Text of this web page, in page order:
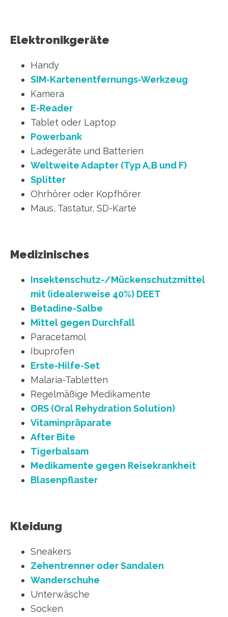
Elektronikgeräte
Handy
SIM-Kartenentfernungs-Werkzeug
Kamera
E-Reader
Tablet oder Laptop
Powerbank
Ladegeräte und Batterien
Weltweite Adapter (Typ A,B und F)
Splitter
Ohrhörer oder Kopfhörer
Maus, Tastatur, SD-Karte
Medizinisches
Insektenschutz-/Mückenschutzmittel
mit (idealerweise 40%) DEET
Betadine-Salbe
Mittel gegen Durchfall
Paracetamol
Ibuprofen
Erste-Hilfe-Set
Malaria-Tabletten
Regelmäßige Medikamente
ORS (Oral Rehydration Solution)
Vitaminpräparate
After Bite
Tigerbalsam
Medikamente gegen Reisekrankheit
Blasenpflaster
Kleidung
Sneakers
Zehentrenner oderSandalen
Wanderschuhe
Unterwäsche
Socken